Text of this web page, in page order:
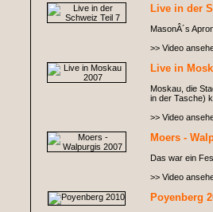
Live in der
MasonÂ´s
>> Video
Live in
Moskau, die
in der Tasche)
>> Video
Moers -
Das war ein
>> Video
Poyenberg